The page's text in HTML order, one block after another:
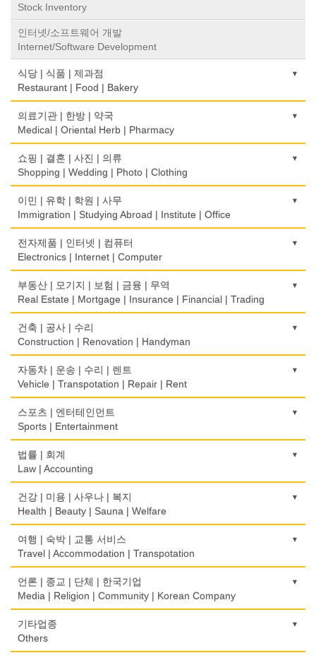
Stock Inventory
인터넷/소프트웨어 개발
Internet/Software Development
식당 | 식품 | 제과점
Restaurant | Food | Bakery
농장
Farm
떡집/방앗간
Rice Cake
Fish Market
Restaurant
식당장비
Food Equipment
식품점
Korean Food
Food Manufacturing
와인제조
Wine Maker
정육점
제과점
Bakery
식품도매
Food Distributors
의료기관 | 한방 | 약국
Medical | Oriental Herb | Pharmacy
의사-검안의
Optometrist
보청기
Hearing Aid
Bidet
Psychologist/Psychiatrist
안경점
Optical Stores
의료기구
Medical Instruments
Denturist
한의원/한약
약국
의사-내과
Internal Medicine
의사-물리치료/카이로 프랙터
Physiotherapy/Chiropractic Clinic
의사-비뇨기과
의사-산부인과
Obstetrician
쇼핑 | 결혼 | 사진 | 의류
Shopping | Wedding | Photo | Clothing
한복집
Korean Costume
유리/거울/액자
Glass/Mirror/Frame
Children's Ware
Wedding
인터넷 쇼핑
Internet Shopping
결혼상담
Marriage Consulting
Florist
모피점
백화점/선물센터
보석/귀금속/시계
Jeweler/Jeweller
비디오-사진/촬영/편집/공급
Video Service
사진촬영
이민 | 유학 | 학원 | 사무
Immigration | Studying Abroad | Institute | Office
이민/유학
Immigration/Studying Abroad
사무기기
Office Equipment
사무용품/문방구
Stationery/Office Equipment
Book Store
운전학원
Driving School
한글학교
Korean Language School
Boarding House
학교/학원
School/Academy
개인지도-체육
개인지도-음악
Private Lesson-Music
개인지도-옷수선
Private Lesson-Alteration
전자제품 | 인터넷 | 컴퓨터
Electronics | Internet | Computer
금전등록기
Cash Register
인터넷 서비스/까페
Internet Service/Cafe
Electronic Goods Sales/Repair
Telephone/Communication Service
컴퓨터 판매/수리
Computer Sales/Repair
부동산 | 모기지 | 보험 | 금융 | 무역
Real Estate | Mortgage | Insurance | Financial | Trading
도매
Wholesale
모기지
Mortgage
International Trade
Insurance/Investment/Finance
부동산 관리
Property Management
채무조정
Bankruptcy
Real Estate
은행/금융기관
건축 | 공사 | 수리
Construction | Renovation | Handyman
건축시공/개조
Construction/Home Renovation
건축설계사
Architect
Architecture
Home Inspection
간판
Signs
가구판매/수리
Furniture Sales/Repair
Machinery Rebuilding
난방/냉동
자동차 | 운송 | 수리 | 렌트
Vehicle | Transpotation | Repair | Rent
운송/통관/이삿짐
Transportation/Moving
택배
Courier Service
Taxi Service
Automobile/Car
자동차-렌트
Car Rental
자동차-바디샵
Autobody Shop
스포츠 | 엔터테인먼트
Sports | Entertainment
골프장비
Golf Equipment
골프장
Golf/Country Club
가라오케/노래방/카페
Karaoke/Cafe
Dahn Centre
당구장
Billiard Club
볼링장
법률 | 회계
Law | Accounting
교통위반티켓
Traffic Ticket
공인회계사(CPA)
CPA
번역/통역/이력서
Translation/Interpretation/Resume Service
Law Office
회계업무
건강 | 미용 | 사우나 | 복지
Health | Beauty | Sauna | Welfare
건강상담/식품/정보
Health Counseling/Food/Information
의료기
Medical Equipment
Massage
여행 | 숙박 | 교통 서비스
Travel | Accommodation | Transpotation
호텔/모텔/숙박
Hotel/Motel
여행/관광
Travel/Tour
언론 | 종교 | 단체 | 한국기업
Media | Religion | Community | Korean Company
기도원/수양관
Retreat Centre
기타업종
Others